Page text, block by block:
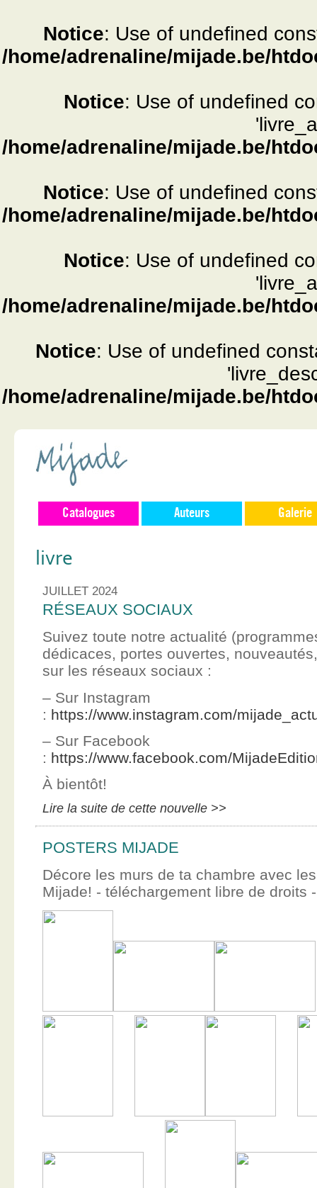
Notice: Use of undefined
/home/adrenaline/mijade.be/
Notice: Use of undefined
/home/adrenaline/mijade.be/
Notice: Use of undefined
/home/adrenaline/mijade.be/
Notice: Use of undefined
/home/adrenaline/mijade.be/
Notice: Use of undefined
/home/adrenaline/mijade.be/
Catalogues Auteurs Galerie
livre
JUILLET 2024
RÉSEAUX SOCIAUX
Suivez toute notre actualité
dédicaces, portes ouvertes,
sur les réseaux sociaux :
– Sur Instagram
: https://www.instagram.com/
– Sur Facebook
: https://www.facebook.com/
À bientôt!
Lire la suite de cette nouvelle >>
POSTERS MIJADE
Décore les murs de ta chambre avec
Mijade! - téléchargement libre de droits -